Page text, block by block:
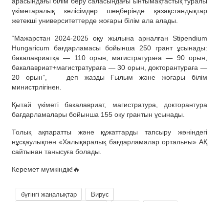
үкіметаралық келісімдер шеңберінде қазақстандықтар
жетекші университеттерде жоғары білім ала алады.
“Мажарстан 2024-2025 оқу жылына арналған Stipendium
Hungaricum бағдарламасы бойынша 250 грант ұсынады:
бакалавриатқа — 110 орын, магистратураға — 90 орын,
бакалавриат+магистратураға — 30 орын, докторантураға —
20 орын”, — деп жазды Ғылым және жоғары білім
министрлігінен.
Қытай үкіметі бакалавриат, магистратура, докторантура
бағдарламалары бойынша 155 оқу грантын ұсынады.
Толық ақпаратты және құжаттарды тапсыру жөніндегі
нұсқаулықпен «Халықаралық бағдарламалар орталығы» АҚ
сайтынан танысуға болады.
Керемет мүмкіндік!🔥
бүгінгі жаңалықтар
Вирус